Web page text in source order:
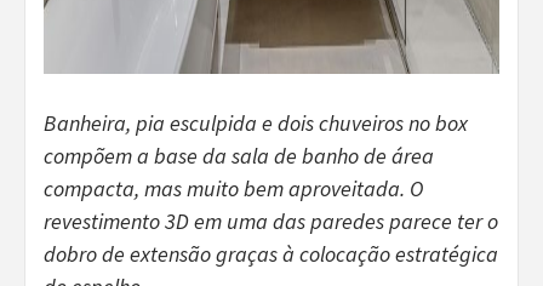
Banheira, pia esculpida e dois chuveiros no box
compõem a base da sala de banho de área
compacta, mas muito bem aproveitada. O
revestimento 3D em uma das paredes parece ter o
dobro de extensão graças à colocação estratégica